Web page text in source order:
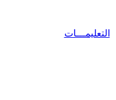
التعليمـــات